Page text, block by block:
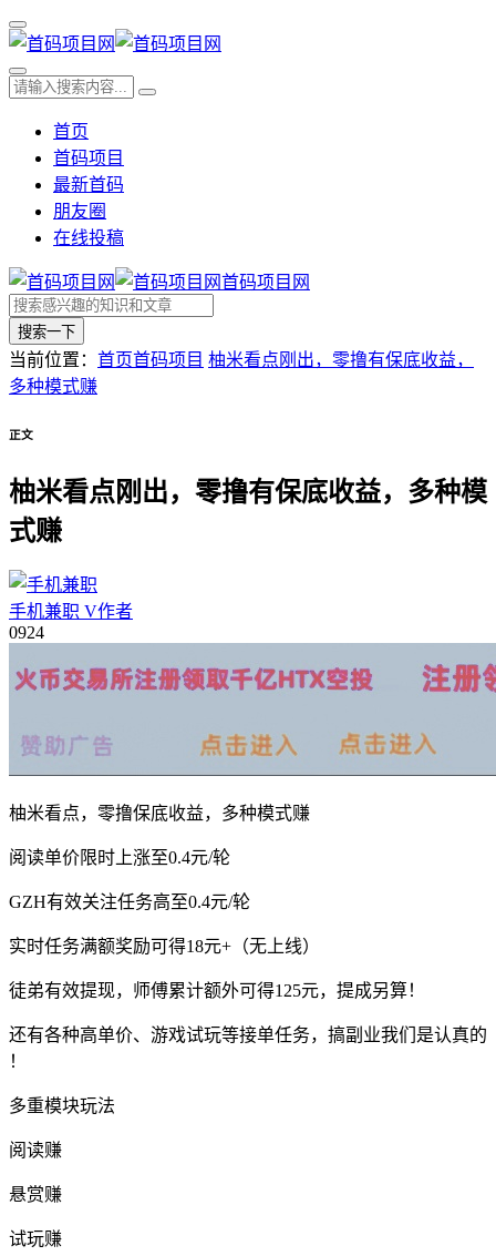
首页
首码项目
最新首码
朋友圈
在线投稿
首码项目网
搜索一下
当前位置： 首页首码项目 柚米看点刚出，零撸有保底收益，
多种模式赚
正文
柚米看点刚出，零撸有保底收益，多种模
式赚
手机兼职 V作者
0924
柚米看点，零撸保底收益，多种模式赚
阅读单价限时上涨至0.4元/轮
GZH有效关注任务高至0.4元/轮
实时任务满额奖励可得18元+（无上线）
徒弟有效提现，师傅累计额外可得125元，提成另算！
还有各种高单价、游戏试玩等接单任务，搞副业我们是认真的
！
多重模块玩法
阅读赚
悬赏赚
试玩赚